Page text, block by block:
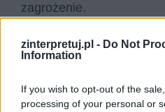
zinterpretuj.pl - Do Not
Information
If you wish to opt-out of the
processing of your personal or
zagrożenie.
Zostaje przytoczona
obudzonych szlachciców,
postradał zmysły albo